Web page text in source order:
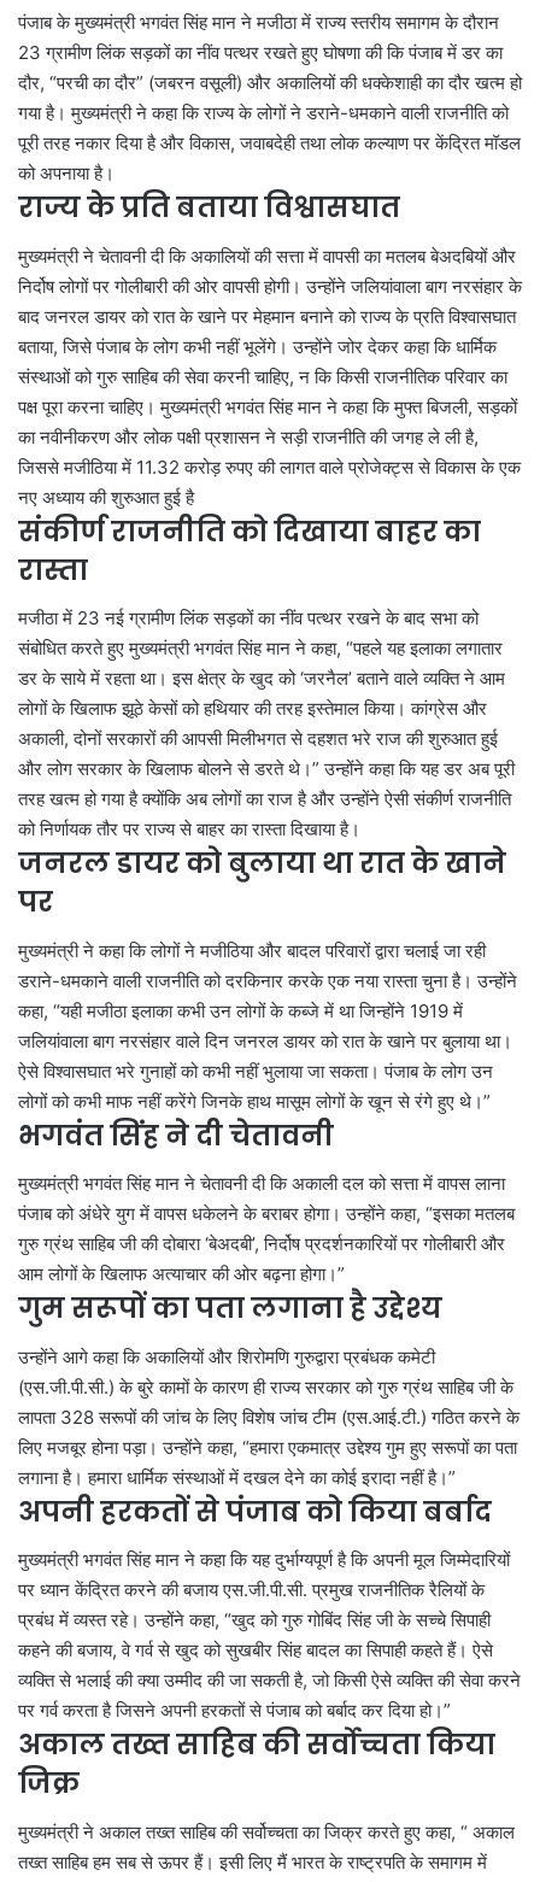
पंजाब के मुख्यमंत्री भगवंत सिंह मान ने मजीठा में राज्य स्तरीय समागम के दौरान
23 ग्रामीण लिंक सड़कों का नींव पत्थर रखते हुए घोषणा की कि पंजाब में डर का
दौर, “परची का दौर” (जबरन वसूली) और अकालियों की धक्केशाही का दौर खत्म हो
गया है। मुख्यमंत्री ने कहा कि राज्य के लोगों ने डराने-धमकाने वाली राजनीति को
पूरी तरह नकार दिया है और विकास, जवाबदेही तथा लोक कल्याण पर केंद्रित मॉडल
को अपनाया है।
राज्य के प्रति बताया विश्वासघात
मुख्यमंत्री ने चेतावनी दी कि अकालियों की सत्ता में वापसी का मतलब बेअदबियों और
निर्दोष लोगों पर गोलीबारी की ओर वापसी होगी। उन्होंने जलियांवाला बाग नरसंहार के
बाद जनरल डायर को रात के खाने पर मेहमान बनाने को राज्य के प्रति विश्वासघात
बताया, जिसे पंजाब के लोग कभी नहीं भूलेंगे। उन्होंने जोर देकर कहा कि धार्मिक
संस्थाओं को गुरु साहिब की सेवा करनी चाहिए, न कि किसी राजनीतिक परिवार का
पक्ष पूरा करना चाहिए। मुख्यमंत्री भगवंत सिंह मान ने कहा कि मुफ्त बिजली, सड़कों
का नवीनीकरण और लोक पक्षी प्रशासन ने सड़ी राजनीति की जगह ले ली है,
जिससे मजीठिया में 11.32 करोड़ रुपए की लागत वाले प्रोजेक्ट्स से विकास के एक
नए अध्याय की शुरुआत हुई है
संकीर्ण राजनीति को दिखाया बाहर का
रास्ता
मजीठा में 23 नई ग्रामीण लिंक सड़कों का नींव पत्थर रखने के बाद सभा को
संबोधित करते हुए मुख्यमंत्री भगवंत सिंह मान ने कहा, “पहले यह इलाका लगातार
डर के साये में रहता था। इस क्षेत्र के खुद को ‘जरनैल’ बताने वाले व्यक्ति ने आम
लोगों के खिलाफ झूठे केसों को हथियार की तरह इस्तेमाल किया। कांग्रेस और
अकाली, दोनों सरकारों की आपसी मिलीभगत से दहशत भरे राज की शुरुआत हुई
और लोग सरकार के खिलाफ बोलने से डरते थे।” उन्होंने कहा कि यह डर अब पूरी
तरह खत्म हो गया है क्योंकि अब लोगों का राज है और उन्होंने ऐसी संकीर्ण राजनीति
को निर्णायक तौर पर राज्य से बाहर का रास्ता दिखाया है।
जनरल डायर को बुलाया था रात के खाने
पर
मुख्यमंत्री ने कहा कि लोगों ने मजीठिया और बादल परिवारों द्वारा चलाई जा रही
डराने-धमकाने वाली राजनीति को दरकिनार करके एक नया रास्ता चुना है। उन्होंने
कहा, “यही मजीठा इलाका कभी उन लोगों के कब्जे में था जिन्होंने 1919 में
जलियांवाला बाग नरसंहार वाले दिन जनरल डायर को रात के खाने पर बुलाया था।
ऐसे विश्वासघात भरे गुनाहों को कभी नहीं भुलाया जा सकता। पंजाब के लोग उन
लोगों को कभी माफ नहीं करेंगे जिनके हाथ मासूम लोगों के खून से रंगे हुए थे।”
भगवंत सिंह ने दी चेतावनी
मुख्यमंत्री भगवंत सिंह मान ने चेतावनी दी कि अकाली दल को सत्ता में वापस लाना
पंजाब को अंधेरे युग में वापस धकेलने के बराबर होगा। उन्होंने कहा, “इसका मतलब
गुरु ग्रंथ साहिब जी की दोबारा ‘बेअदबी’, निर्दोष प्रदर्शनकारियों पर गोलीबारी और
आम लोगों के खिलाफ अत्याचार की ओर बढ़ना होगा।”
गुम सरूपों का पता लगाना है उद्देश्य
उन्होंने आगे कहा कि अकालियों और शिरोमणि गुरुद्वारा प्रबंधक कमेटी
(एस.जी.पी.सी.) के बुरे कामों के कारण ही राज्य सरकार को गुरु ग्रंथ साहिब जी के
लापता 328 सरूपों की जांच के लिए विशेष जांच टीम (एस.आई.टी.) गठित करने के
लिए मजबूर होना पड़ा। उन्होंने कहा, “हमारा एकमात्र उद्देश्य गुम हुए सरूपों का पता
लगाना है। हमारा धार्मिक संस्थाओं में दखल देने का कोई इरादा नहीं है।”
अपनी हरकतों से पंजाब को किया बर्बाद
मुख्यमंत्री भगवंत सिंह मान ने कहा कि यह दुर्भाग्यपूर्ण है कि अपनी मूल जिम्मेदारियों
पर ध्यान केंद्रित करने की बजाय एस.जी.पी.सी. प्रमुख राजनीतिक रैलियों के
प्रबंध में व्यस्त रहे। उन्होंने कहा, “खुद को गुरु गोबिंद सिंह जी के सच्चे सिपाही
कहने की बजाय, वे गर्व से खुद को सुखबीर सिंह बादल का सिपाही कहते हैं। ऐसे
व्यक्ति से भलाई की क्या उम्मीद की जा सकती है, जो किसी ऐसे व्यक्ति की सेवा करने
पर गर्व करता है जिसने अपनी हरकतों से पंजाब को बर्बाद कर दिया हो।”
अकाल तख्त साहिब की सर्वोच्चता किया
जिक्र
मुख्यमंत्री ने अकाल तख्त साहिब की सर्वोच्चता का जिक्र करते हुए कहा, “ अकाल
तख्त साहिब हम सब से ऊपर हैं। इसी लिए मैं भारत के राष्ट्रपति के समागम में